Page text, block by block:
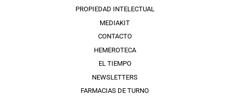
PROPIEDAD INTELECTUAL
MEDIAKIT
CONTACTO
HEMEROTECA
EL TIEMPO
NEWSLETTERS
FARMACIAS DE TURNO